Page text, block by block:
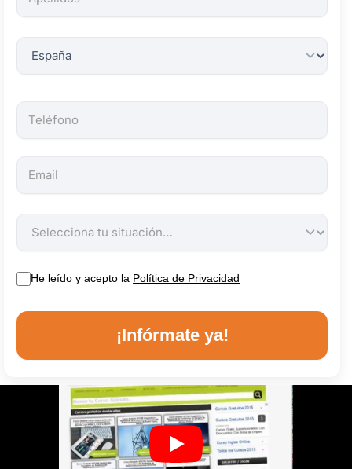
obligatorios.
He leído y acepto la Política de Privacidad
¡Infórmate ya!